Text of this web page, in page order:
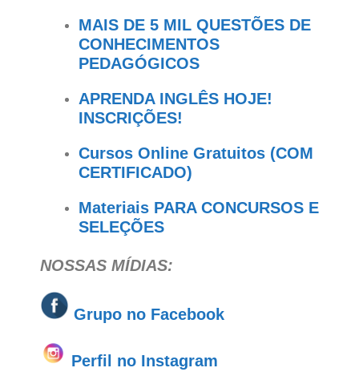
MAIS DE 5 MIL QUESTÕES DE
CONHECIMENTOS
PEDAGÓGICOS
APRENDA INGLÊS HOJE!
INSCRIÇÕES!
Cursos Online Gratuitos (COM
CERTIFICADO)
Materiais PARA CONCURSOS E
SELEÇÕES
NOSSAS MÍDIAS:
Grupo no Facebook
Perfil no Instagram